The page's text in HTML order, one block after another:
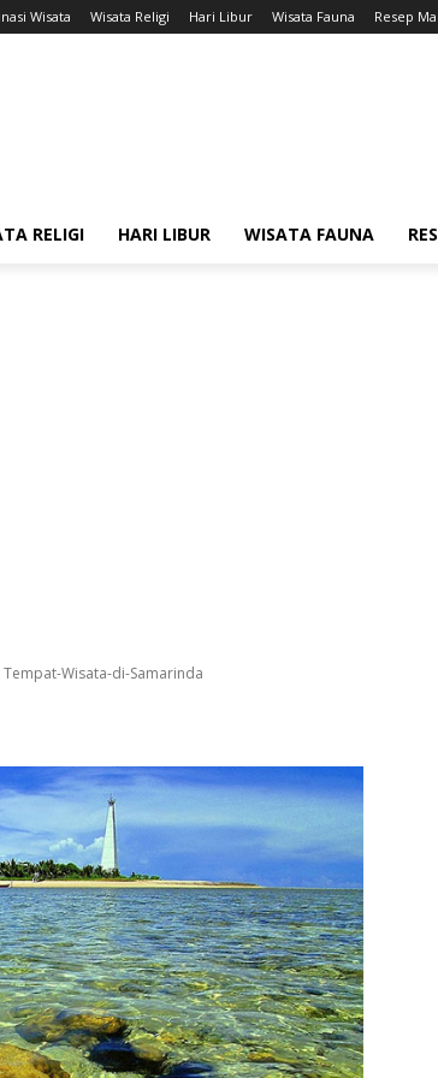
Wisata Wisata Religi Hari Libur Wisata Fauna Resep
RELIGI HARI LIBUR WISATA FAUNA
Tempat-Wisata-di-Samarinda